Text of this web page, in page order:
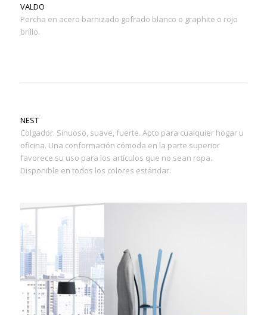
VALDO
Percha en acero barnizado gofrado blanco o graphite o rojo
brillo.
NEST
Colgador. Sinuoso, suave, fuerte. Apto para cualquier hogar u
oficina. Una conformación cómoda en la parte superior
favorece su uso para los artículos que no sean ropa.
Disponible en todos los colores estándar.